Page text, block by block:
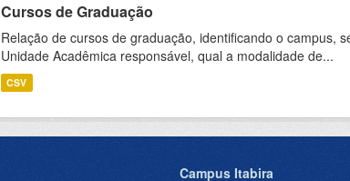
Cursos de Graduação
Relação de cursos de graduação, identificando o campus,
Unidade Acadêmica responsável, qual a modalidade de...
CSV
Campus Itabira